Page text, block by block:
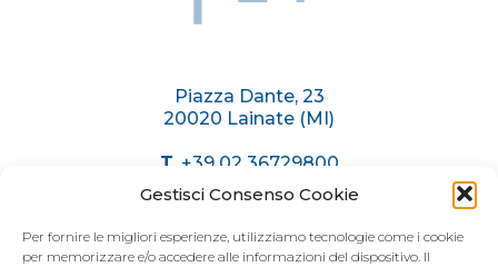
Gestisci Consenso Cookie
Per fornire le migliori esperienze, utilizziamo tecnologie come i cookie
per memorizzare e/o accedere alle informazioni del dispositivo. Il
Piazza Dante, 23
20020 Lainate (MI)
T. +39 02 36729800
C.
+39 375 6174071
info@immobiliaremariani.it